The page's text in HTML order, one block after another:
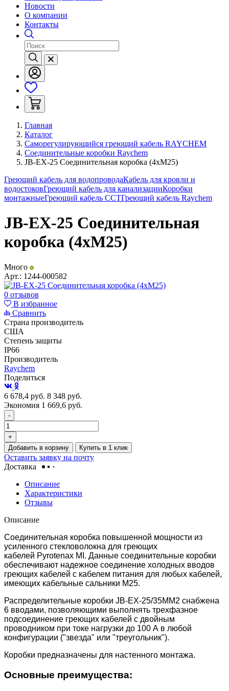
Новости
О компании
Контакты
Главная
Каталог
Саморегулирующийся греющий кабель RAYCHEM
Соединительные коробки Raychem
JB-EX-25 Cоединительная коробка (4xM25)
Греющий кабель для водопроводаКабель для кровли и
водостоковГреющий кабель для канализацииКоробки
монтажныеГреющий кабель ССТГреющий кабель Raychem
JB-EX-25 Cоединительная
коробка (4xM25)
Много
Арт.: 1244-000582
0 отзывов
В избранное
Сравнить
Страна производитель
США
Степень защиты
IP66
Производитель
Raychem
Поделиться
6 678,4 руб. 8 348 руб.
Экономия 1 669,6 руб.
-
+
Добавить в корзину
Купить в 1 клик
Оставить заявку на почту
Доставка
Описание
Характеристики
Отзывы
Описание
Соединительная коробка повышенной мощности из
усиленного стекловолокна для греющих
кабелей Pyrotenax MI. Данные соединительные коробки
обеспечивают надежное соединение холодных вводов
греющих кабелей с кабелем питания для любых кабелей,
имеющих кабельные сальники M25.
Распределительные коробки JB-EX-25/35MM2 снабжена
6 вводами, позволяющими выполнять трехфазное
подсоединение греющих кабелей с двойным
проводником при токе нагрузки до 100 А в любой
конфигурации ("звезда" или "треугольник").
Коробки предназначены для настенного монтажа.
Основные преимущества: